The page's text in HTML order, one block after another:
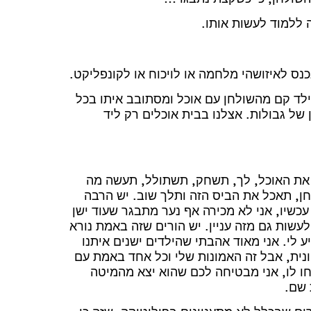
לעשות אותו.
מלחמה או לויכוח או לקונפליקט.
קם מהשולחן עם אוכל ומסתובב איתו בכל
של גבולות. אצלנו בבית אוכלים רק ליד
האוכל, לך, תשחק, תשתולל, תעשה מה
תאכל את הביס הזה ותלך שוב. יש הרבה
אני לא מכירה אף נער מתבגר שעוד ישן
גם מזה עניין. יש הורים שזה באמת נורא
לי. אני מאוד אהבתי שהילדים ישנים איתנו
אבל זה האמונות שלי וכל אחד באמת עם
לו, אני מבטיחה לכם שהוא יצא מהמיטה
שם.